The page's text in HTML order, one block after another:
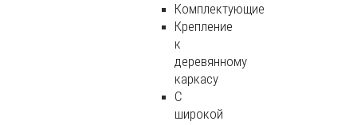
Комплектующие
Крепление
к
деревянному
каркасу
С
широкой